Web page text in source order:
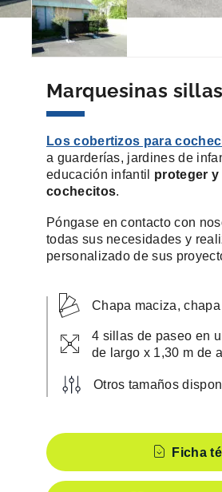
Marquesinas
Los cobertizos para
a guarderías, jardines de
educación infantil proteger
cochecitos.
Póngase en contacto con
todas sus necesidades y
personalizado de sus
Chapa maciza,
4 sillas de paseo en
de largo x 1,30 m de
Otros tamaños
Características
Ficha